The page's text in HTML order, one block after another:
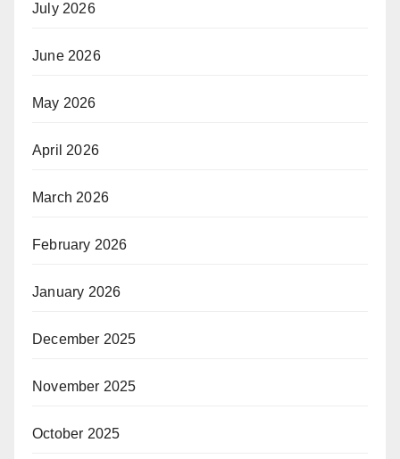
July 2026
June 2026
May 2026
April 2026
March 2026
February 2026
January 2026
December 2025
November 2025
October 2025